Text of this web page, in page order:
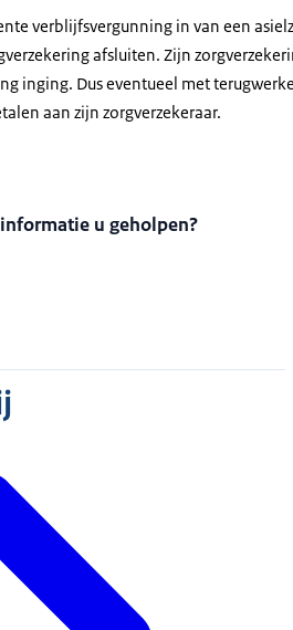
verblijfsvergunning in van een
afsluiten. Zijn
inging. Dus eventueel met
aan zijn zorgverzekeraar.
u geholpen?